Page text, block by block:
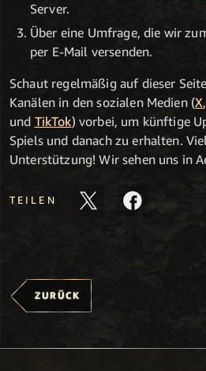
Server.
Über eine Umfrage, die wir
per E-Mail versenden.
Schaut regelmäßig auf dieser
Kanälen in den sozialen Medien (X,
und TikTok) vorbei, um künftige
Spiels und danach zu erhalten.
Unterstützung! Wir sehen uns in
TEILEN
ZURÜCK